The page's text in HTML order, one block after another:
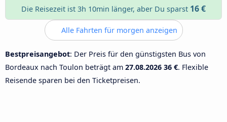
Die Reisezeit ist 3h 10min länger, aber Du sparst 16 €
Alle Fahrten für morgen anzeigen
Bestpreisangebot: Der Preis für den günstigsten Bus von
Bordeaux nach Toulon beträgt am 27.08.2026 36 €. Flexible
Reisende sparen bei den Ticketpreisen.